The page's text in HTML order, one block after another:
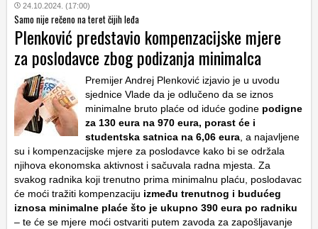
24.10.2024. (17:00)
Samo nije rečeno na teret čijih leđa
Plenković predstavio kompenzacijske mjere
za poslodavce zbog podizanja minimalca
Premijer Andrej Plenković izjavio je u uvodu
sjednice Vlade da je odlučeno da se iznos
minimalne bruto plaće od iduće godine podigne
za 130 eura na 970 eura, porast će i
studentska satnica na 6,06 eura , a najavljene
su i kompenzacijske mjere za poslodavce kako bi se održala
njihova ekonomska aktivnost i sačuvala radna mjesta. Za
svakog radnika koji trenutno prima minimalnu plaću, poslodavac
će moći tražiti kompenzaciju između trenutnog i budućeg
iznosa minimalne plaće što je ukupno 390 eura po radniku
– te će se mjere moći ostvariti putem zavoda za zapošljavanje